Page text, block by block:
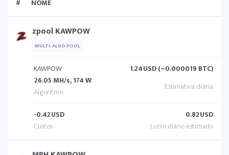
# NOME
zpool KAWPOW
MULTI-ALGO POOL
KAWPOW
26.05 MH/s, 174 W
1.24USD (~0.000019 BTC)
-0.42USD 0.82USD